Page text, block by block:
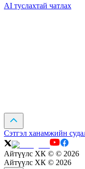
AI туслахтай чатлах
Сэтгэл ханамжийн
Айтүүлс ХК © © 2026
Айтүүлс ХК © 2026